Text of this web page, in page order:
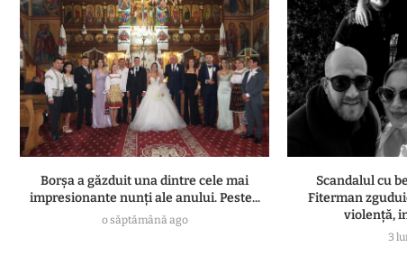
Borșa a găzduit una dintre cele mai
impresionante nunți ale anului. Peste...
o săptămână ago
Scandalul cu
Fiterman
violență,
3